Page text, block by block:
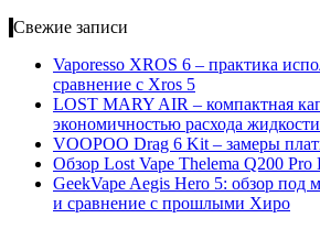
Свежие записи
Vaporesso XROS 6 – практика
сравнение с Xros 5
LOST MARY AIR – компактная
экономичностью расхода
VOOPOO Drag 6 Kit – замеры
Обзор Lost Vape Thelema Q200 Pro
GeekVape Aegis Hero 5: обзор под
и сравнение с прошлыми Хиро